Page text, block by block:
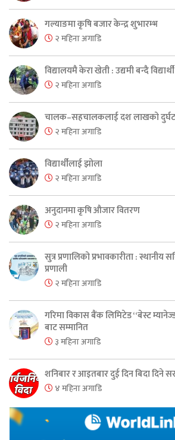
गल्याङमा कृषि बजार केन्द्र शुभारम्भ
२ महिना अगाडि
विद्यालयमै केरा खेती : उद्यमी बन्दै विद्यार्थी
२ महिना अगाडि
चालक–सहचालकलाई दश लाखको
२ महिना अगाडि
विद्यार्थीलाई झोला
२ महिना अगाडि
अनुदानमा कृषि औजार वितरण
२ महिना अगाडि
सुत्र प्रणालिको प्रभावकारीता : स्थानीय
प्रणाली
२ महिना अगाडि
गरिमा विकास बैंक लिमिटेड “बेस्ट
बाट सम्मानित
३ महिना अगाडि
शनिबार र आइतबार दुई दिन बिदा दिने
४ महिना अगाडि